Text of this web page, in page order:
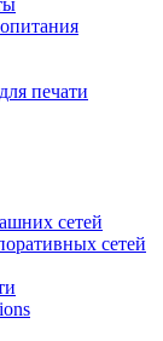
печати
сетей
сетей